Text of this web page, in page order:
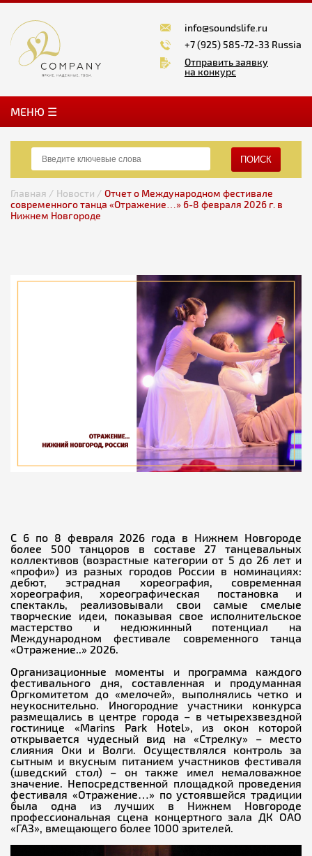
info@soundslife.ru
+7 (925) 585-72-33 Russia
Отправить заявку
на конкурс
MЕНЮ ☰
ПОИСК
Главная / Новости / Отчет о Международном фестивале
современного танца «Отражение…» 6-8 февраля 2026 г. в
Нижнем Новгороде
С 6 по 8 февраля 2026 года в Нижнем Новгороде
более 500 танцоров в составе 27 танцевальных
коллективов (возрастные категории от 5 до 26 лет и
«профи») из разных городов России в номинациях:
дебют, эстрадная хореография, современная
хореография, хореографическая постановка и
спектакль, реализовывали свои самые смелые
творческие идеи, показывая свое исполнительское
мастерство и недюжинный потенциал на
Международном фестивале современного танца
«Отражение..» 2026.
Организационные моменты и программа каждого
фестивального дня, составленная и продуманная
Оргкомитетом до «мелочей», выполнялись четко и
неукоснительно. Иногородние участники конкурса
размещались в центре города – в четырехзвездной
гостинице «Marins Park Hotel», из окон которой
открывается чудесный вид на «Стрелку» – место
слияния Оки и Волги. Осуществлялся контроль за
сытным и вкусным питанием участников фестиваля
(шведский стол) – он также имел немаловажное
значение. Непосредственной площадкой проведения
фестиваля «Отражение…» по устоявшейся традиции
была одна из лучших в Нижнем Новгороде
профессиональная сцена концертного зала ДК ОАО
«ГАЗ», вмещающего более 1000 зрителей.